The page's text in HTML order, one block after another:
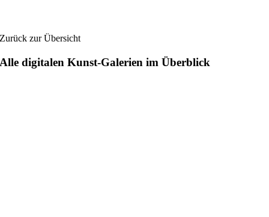
Zurück zur Übersicht
Alle digitalen Kunst-Galerien im Überblick